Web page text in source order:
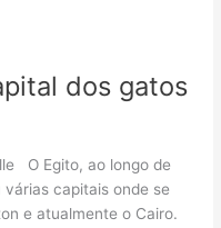
dos gatos
O Egito, ao longo de
capitais onde se
e atualmente o Cairo.